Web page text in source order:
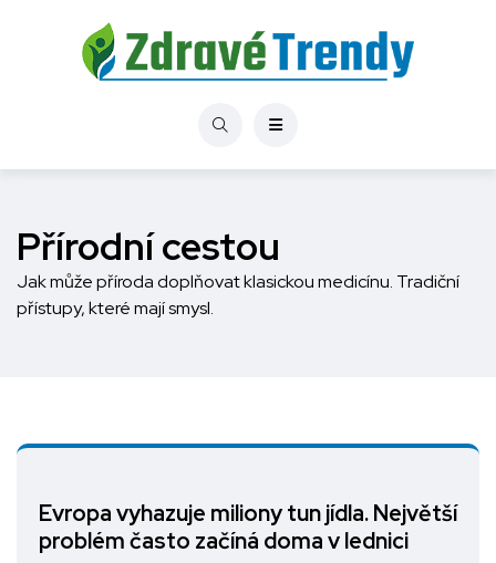
Přírodní cestou
Jak může příroda doplňovat klasickou medicínu. Tradiční
přístupy, které mají smysl.
Evropa vyhazuje miliony tun jídla. Největší
problém často začíná doma v lednici